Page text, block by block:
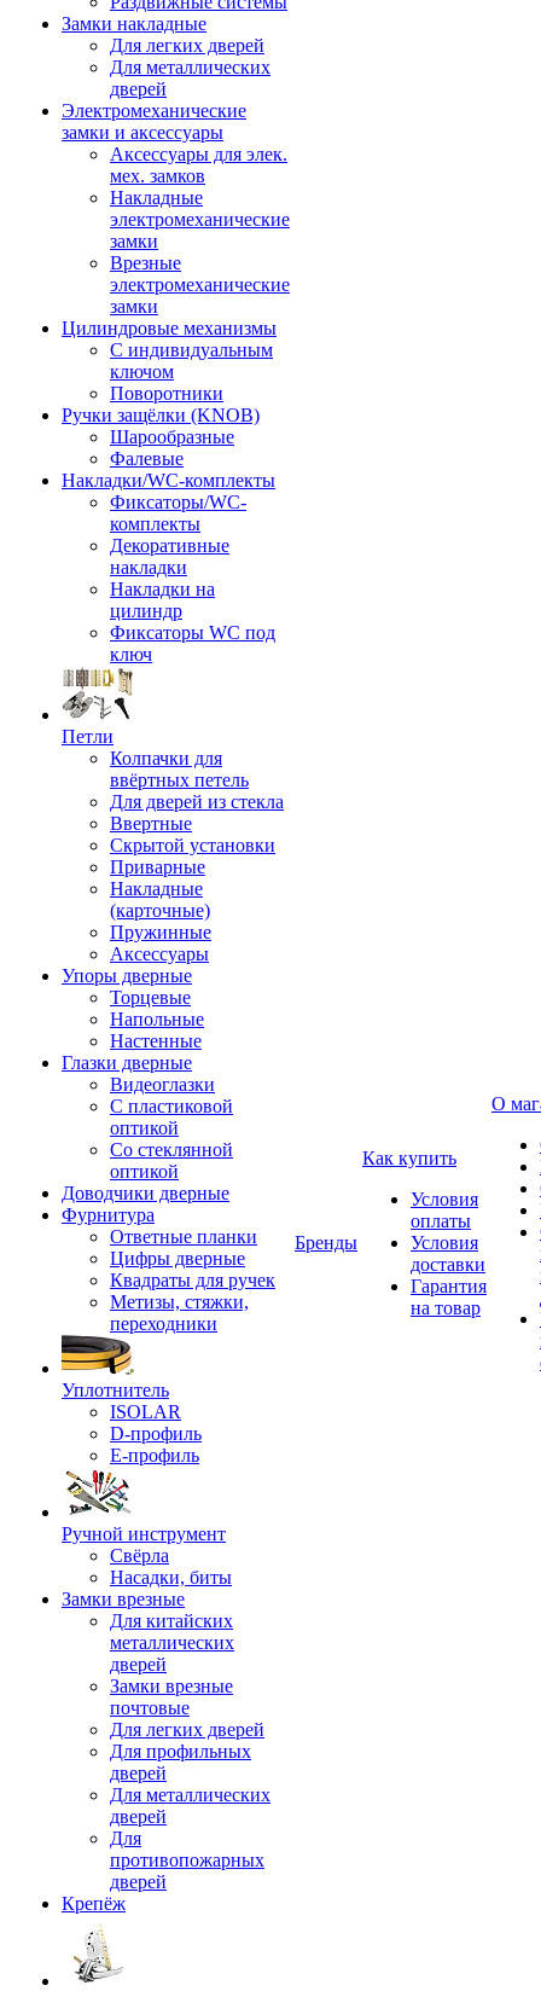
Замки накладные
Для легких дверей
Для металлических
дверей
Электромеханические
замки и аксессуары
Аксессуары для элек.
мех. замков
Накладные
электромеханические
замки
Врезные
электромеханические
замки
Цилиндровые механизмы
С индивидуальным
ключом
Поворотники
Ручки защёлки (KNOB)
Шарообразные
Фалевые
Накладки/WC-комплекты
Фиксаторы/WC-
комплекты
Декоративные
накладки
Накладки на
цилиндр
Фиксаторы WC под
ключ
Петли
Колпачки для
ввёртных петель
Для дверей из стекла
Ввертные
Скрытой установки
Приварные
Накладные
(карточные)
Пружинные
Аксессуары
Упоры дверные
Торцевые
Напольные
Настенные
Глазки дверные
Видеоглазки
С пластиковой
оптикой
Со стеклянной
оптикой
Доводчики дверные
Фурнитура
Ответные планки
Цифры дверные
Квадраты для ручек
Метизы, стяжки,
переходники
Уплотнитель
ISOLAR
D-профиль
Е-профиль
Ручной инструмент
Свёрла
Насадки, биты
Замки врезные
Для китайских
металлических
дверей
Замки врезные
почтовые
Для легких дверей
Для профильных
дверей
Для металлических
дверей
Для
противопожарных
дверей
Крепёж
Бренды
Как купить
Условия
оплаты
Условия
доставки
Гарантия
на товар
О